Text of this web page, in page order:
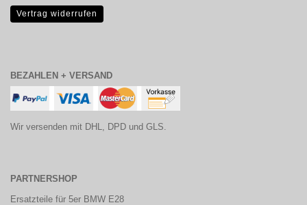
Vertrag widerrufen
BEZAHLEN + VERSAND
Wir versenden mit DHL, DPD und GLS.
PARTNERSHOP
Ersatzteile für 5er BMW E28